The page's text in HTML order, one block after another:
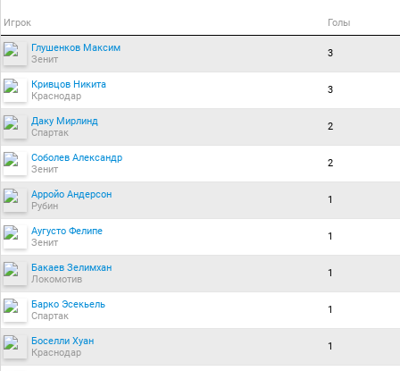
Игрок Голы
Глушенков Максим
Зенит
3
Кривцов Никита
Краснодар
3
Даку Мирлинд
Спартак
2
Соболев Александр
Зенит
2
Арройо Андерсон
Рубин
1
Аугусто Фелипе
Зенит
1
Бакаев Зелимхан
Локомотив
1
Барко Эсекьель
Спартак
1
Боселли Хуан
Краснодар
1